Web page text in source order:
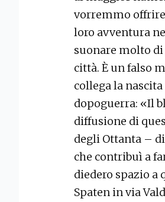
vorremmo
loro avventura
suonare molto
città. È un falso
collega la
dopoguerra: «Il
diffusione di
degli Ottanta –
che contribuì a
diedero spazio a
Spaten in via